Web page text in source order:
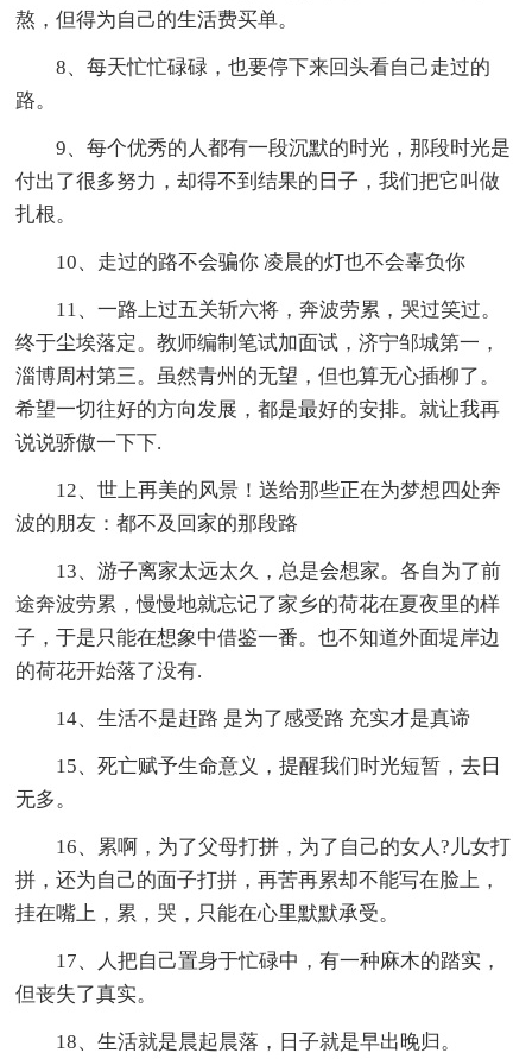
熬，但得为自己的生活费买单。
8、每天忙忙碌碌，也要停下来回头看自己走过的
路。
9、每个优秀的人都有一段沉默的时光，那段时光是
付出了很多努力，却得不到结果的日子，我们把它叫做
扎根。
10、走过的路不会骗你 凌晨的灯也不会辜负你
11、一路上过五关斩六将，奔波劳累，哭过笑过。
终于尘埃落定。教师编制笔试加面试，济宁邹城第一，
淄博周村第三。虽然青州的无望，但也算无心插柳了。
希望一切往好的方向发展，都是最好的安排。就让我再
说说骄傲一下下.
12、世上再美的风景！送给那些正在为梦想四处奔
波的朋友：都不及回家的那段路
13、游子离家太远太久，总是会想家。各自为了前
途奔波劳累，慢慢地就忘记了家乡的荷花在夏夜里的样
子，于是只能在想象中借鉴一番。也不知道外面堤岸边
的荷花开始落了没有.
14、生活不是赶路 是为了感受路 充实才是真谛
15、死亡赋予生命意义，提醒我们时光短暂，去日
无多。
16、累啊，为了父母打拼，为了自己的女人?儿女打
拼，还为自己的面子打拼，再苦再累却不能写在脸上，
挂在嘴上，累，哭，只能在心里默默承受。
17、人把自己置身于忙碌中，有一种麻木的踏实，
但丧失了真实。
18、生活就是晨起晨落，日子就是早出晚归。